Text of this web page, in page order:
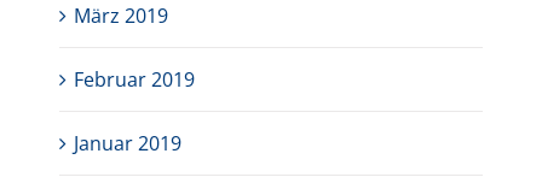
März 2019
Februar 2019
Januar 2019